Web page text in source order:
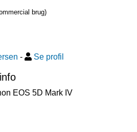
brug)
- Se profil
EOS 5D Mark IV